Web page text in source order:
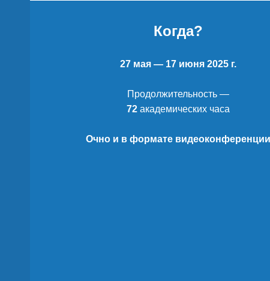
Когда?
27 мая — 17 июня 2025 г.
Продолжительность —
72 академических часа
Очно и в формате видеоконференции